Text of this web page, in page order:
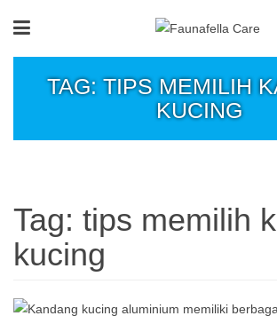
TAG: TIPS MEMILIH
KUCING
Tag: tips memilih
kucing